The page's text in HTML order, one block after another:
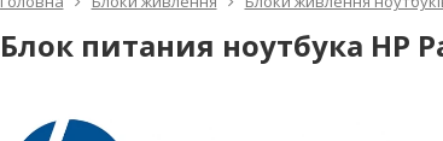
Блок питания ноутбука HP